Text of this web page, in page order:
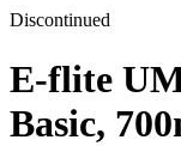
Discontinued
E-flite
Basic,